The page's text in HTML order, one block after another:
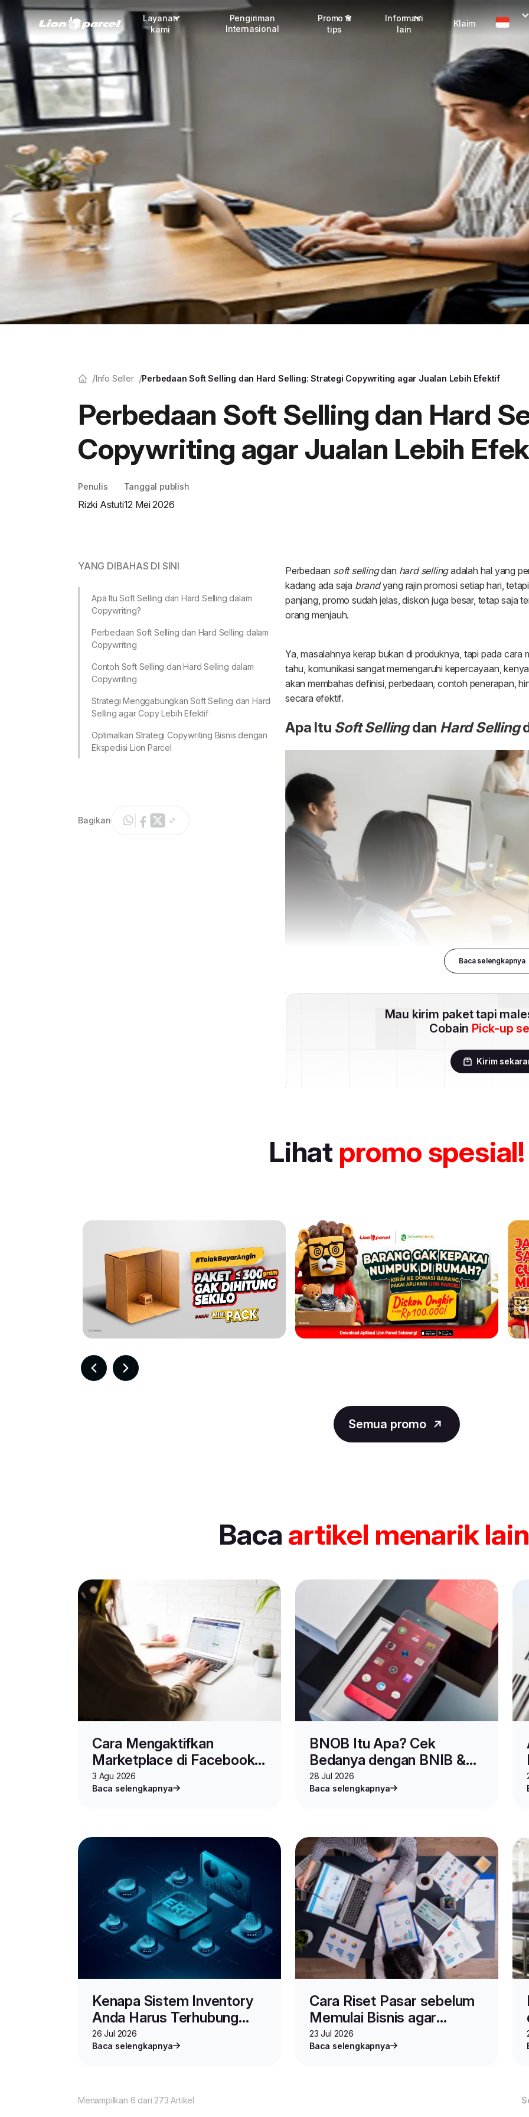
Layanan
kami
Daftar jadi Mitra
Lacak pendaftaran Mitra
Pengiriman
Internasional
Promo &
tips
Informasi
lain
Dangerous Goods
Karantina
Klaim
Info Seller Perbedaan Soft Selling dan Hard Selling: Strategi Copywriting agar Jualan Lebih Efektif
Perbedaan Soft Selling dan Hard
Copywriting agar Jualan Lebih
Penulis
Rizki Astuti
Tanggal publish
12 Mei 2026
YANG DIBAHAS DI SINI
Apa Itu Soft Selling dan Hard Selling dalam
Copywriting?
Perbedaan Soft Selling dan Hard Selling dalam
Copywriting
Contoh Soft Selling dan Hard Selling dalam
Copywriting
Strategi Menggabungkan Soft Selling dan Hard
Selling agar Copy Lebih Efektif
Optimalkan Strategi Copywriting Bisnis dengan
Ekspedisi Lion Parcel
Bagikan
Baca selengkapnya
Mau kirim paket tapi
Cobain Pick-up
Kirim
Lihat promo spesial!
Semua promo
Baca artikel menarik
Cara Mengaktifkan
Marketplace di Facebook
untuk Jualan Online
3 Agu 2026
Baca selengkapnya
BNOB Itu Apa? Cek
Bedanya dengan BNIB &
Keuntungannya sebelum
Beli
28 Jul 2026
Baca selengkapnya
Kenapa Sistem Inventory
Anda Harus Terhubung
dengan ERP? Ini 5 Alasan
Utamanya
26 Jul 2026
Baca selengkapnya
Cara Riset Pasar sebelum
Memulai Bisnis agar
Produkmu Cepat Dilirik
23 Jul 2026
Baca selengkapnya
Menampilkan 6 dari 273 Artikel